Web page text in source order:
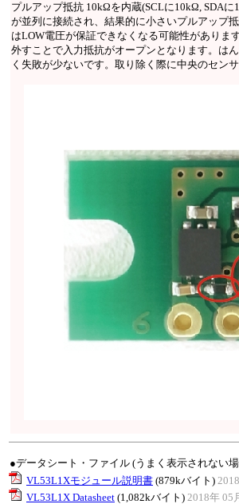
プルアップ抵抗 10kΩを内蔵(SCLに10kΩ, SDA
が並列に接続され、結果的に小さいプルアップ
はLOW電圧が保証できなくなる可能性がありま
外すことで入力抵抗がオープンとなります。は
く失敗が少ないです。取り除く際に中央のセン
●データシート・ファイル (うまく表示されない
VL53L1Xモジュール説明書 (879kバイト)
VL53L1X Datasheet (1,082kバイト) 2018年 05